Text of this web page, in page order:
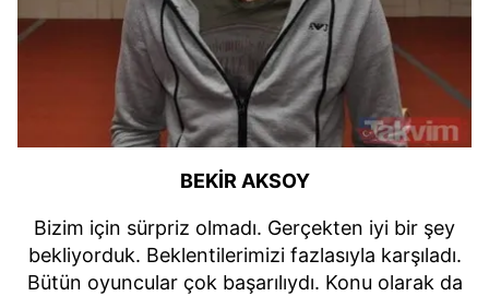
BEKİR AKSOY
Bizim için sürpriz olmadı. Gerçekten iyi bir şey
bekliyorduk. Beklentilerimizi fazlasıyla karşıladı.
Bütün oyuncular çok başarılıydı. Konu olarak da